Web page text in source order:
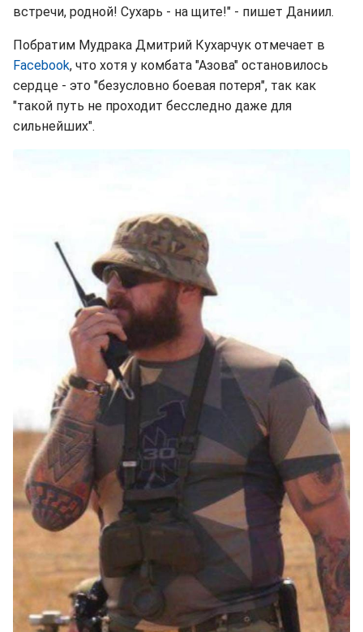
встречи, родной! Сухарь - на щите!" - пишет Даниил.
Побратим Мудрака Дмитрий Кухарчук отмечает в
Facebook, что хотя у комбата "Азова" остановилось
сердце - это "безусловно боевая потеря", так как
"такой путь не проходит бесследно даже для
сильнейших".